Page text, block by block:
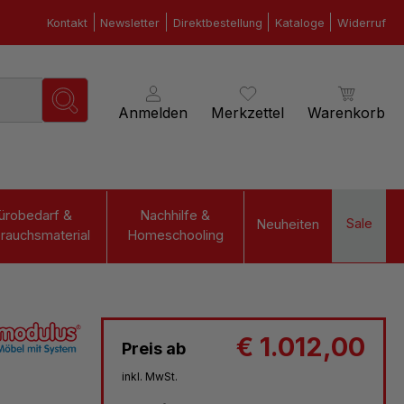
Kontakt Newsletter Direktbestellung Kataloge Widerruf
Anmelden Merkzettel Warenkorb
&
Nachhilfe &
Homeschooling
Neuheiten Sale
Preis ab € 1.012,00
inkl. MwSt.